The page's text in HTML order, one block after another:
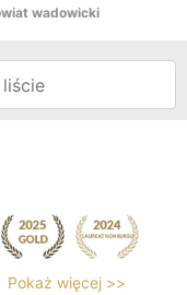
wadowicki
Pokaż więcej >>